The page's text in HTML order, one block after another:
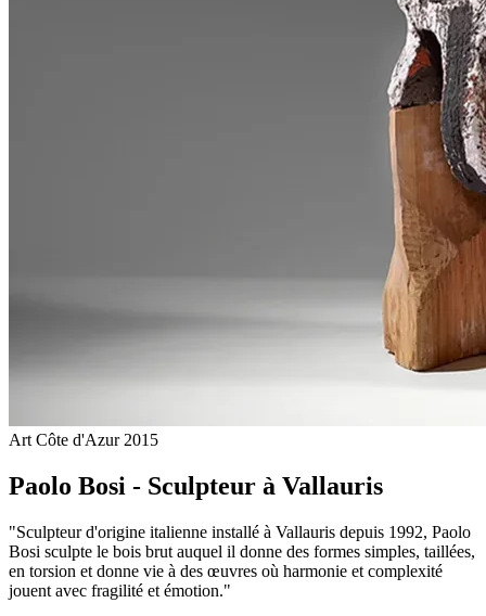
Art Côte d'Azur 2015
Paolo Bosi - Sculpteur à Vallauris
"Sculpteur d'origine italienne installé à Vallauris depuis 1992, Paolo
Bosi sculpte le bois brut auquel il donne des formes simples, taillées,
en torsion et donne vie à des œuvres où harmonie et complexité
jouent avec fragilité et émotion."